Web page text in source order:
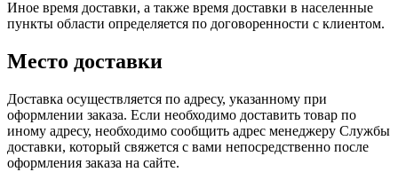
Иное время доставки, а также время доставки в населенные
пункты области определяется по договоренности с клиентом.
Место доставки
Доставка осуществляется по адресу, указанному при
оформлении заказа. Если необходимо доставить товар по
иному адресу, необходимо сообщить адрес менеджеру Службы
доставки, который свяжется с вами непосредственно после
оформления заказа на сайте.